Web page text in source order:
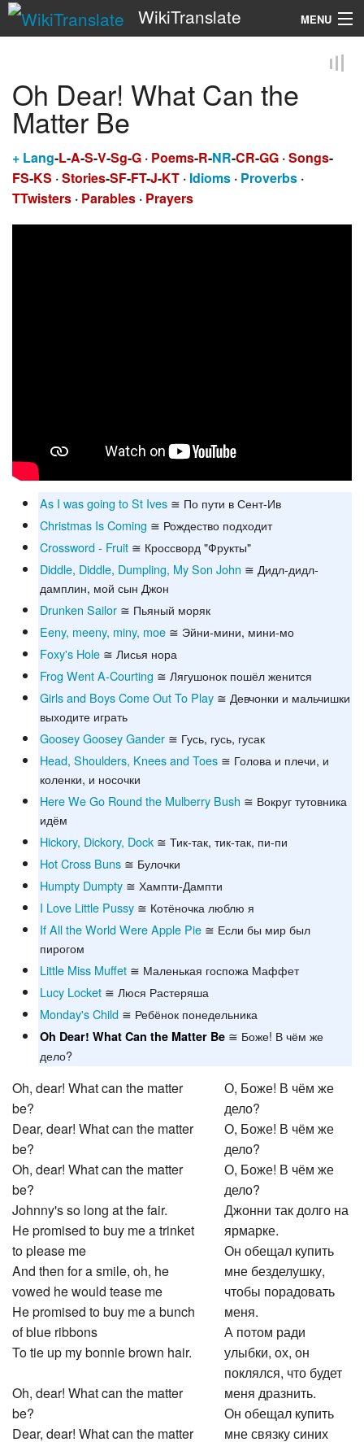
WikiTranslate MENU
Oh Dear! What Can the
Matter Be
+ Lang-L -A-S-V-Sg-G · Poems-R-NR-CR-GG ·Songs-
FS-KS ·Stories-SF-FT-J-KT · Idioms · Proverbs ·
TTwisters · Parables · Prayers
As I was going to St Ives ≅ По пути в Сент-Ив
Christmas Is Coming ≅ Рождество подходит
Crossword - Fruit ≅ Кроссворд "Фрукты"
Diddle, Diddle, Dumpling, My Son John ≅ Дидл-дидл-
дамплин, мой сын Джон
Drunken Sailor ≅ Пьяный моряк
Eeny, meeny, miny, moe ≅ Эйни-мини, мини-мо
Foxy's Hole ≅ Лисья нора
Frog Went A-Courting ≅ Лягушонок пошёл женится
Girls and Boys Come Out To Play ≅ Девчонки и мальчишки
выходите играть
Goosey Goosey Gander ≅ Гусь, гусь, гусак
Head, Shoulders, Knees and Toes ≅ Голова и плечи, и
коленки, и носочки
Here We Go Round the Mulberry Bush ≅ Вокруг тутовника
идём
Hickory, Dickory, Dock ≅ Тик-так, тик-так, пи-пи
Hot Cross Buns ≅ Булочки
Humpty Dumpty ≅ Хампти-Дампти
I Love Little Pussy ≅ Котёночка люблю я
If All the World Were Apple Pie ≅ Если бы мир был
пирогом
Little Miss Muffet ≅ Маленькая госпожа Маффет
Lucy Locket ≅ Люся Растеряша
Monday's Child ≅ Ребёнок понедельника
Oh Dear! What Can the Matter Be ≅ Боже! В чём же
дело?
Oh, dear! What can the matter
be?
Dear, dear! What can the matter
be?
Oh, dear! What can the matter
be?
Johnny's so long at the fair.
He promised to buy me a trinket
to please me
And then for a smile, oh, he
vowed he would tease me
He promised to buy me a bunch
of blue ribbons
To tie up my bonnie brown hair.
Oh, dear! What can the matter
be?
Dear, dear! What can the matter
О, Боже! В чём же
дело?
О, Боже! В чём же
дело?
О, Боже! В чём же
дело?
Джонни так долго на
ярмарке.
Он обещал купить
мне безделушку,
чтобы порадовать
меня.
А потом ради
улыбки, ох, он
поклялся, что будет
меня дразнить.
Он обещал купить
мне связку синих